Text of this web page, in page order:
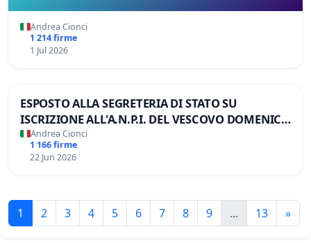
Andrea Cionci
1 214 firme
1 Jul 2026
ESPOSTO ALLA SEGRETERIA DI STATO SU
ISCRIZIONE ALL'A.N.P.I. DEL VESCOVO DOMENICO
POMPILI
Andrea Cionci
1 166 firme
22 Jun 2026
1 2 3 4 5 6 7 8 9 ... 13 »